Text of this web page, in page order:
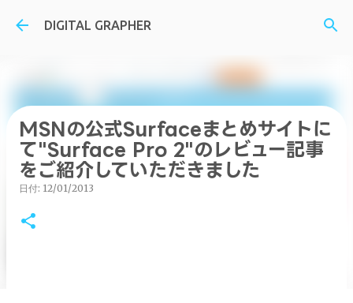
スキップしてメイン コンテンツに移動
DIGITAL GRAPHER
MSNの公式Surfaceまとめサイトに
て"Surface Pro 2"のレビュー記事
をご紹介していただきました
日付: 12/01/2013